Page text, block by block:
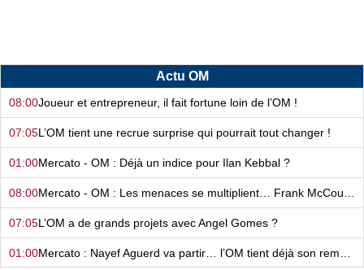
Actu OM
08:00Joueur et entrepreneur, il fait fortune loin de l’OM !
07:05L’OM tient une recrue surprise qui pourrait tout changer !
01:00Mercato - OM : Déjà un indice pour Ilan Kebbal ?
08:00
07:05L’OM a de grands projets avec Angel Gomes ?
01:00